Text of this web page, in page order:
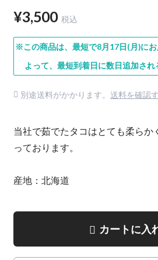
¥3,500 税込
※この商品は、最短で8月17日(月)に
よって、最短到着日に数日追加され
別途送料がかかります。 送料を確認
当社で茹でたタコはとても柔らか
っております。
産地：北海道
カートに入